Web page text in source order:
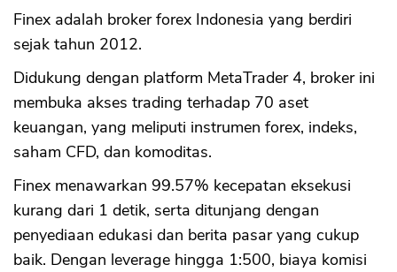
Finex adalah broker forex Indonesia yang berdiri
sejak tahun 2012.
Didukung dengan platform MetaTrader 4, broker ini
membuka akses trading terhadap 70 aset
keuangan, yang meliputi instrumen forex, indeks,
saham CFD, dan komoditas.
Finex menawarkan 99.57% kecepatan eksekusi
kurang dari 1 detik, serta ditunjang dengan
penyediaan edukasi dan berita pasar yang cukup
baik. Dengan leverage hingga 1:500, biaya komisi